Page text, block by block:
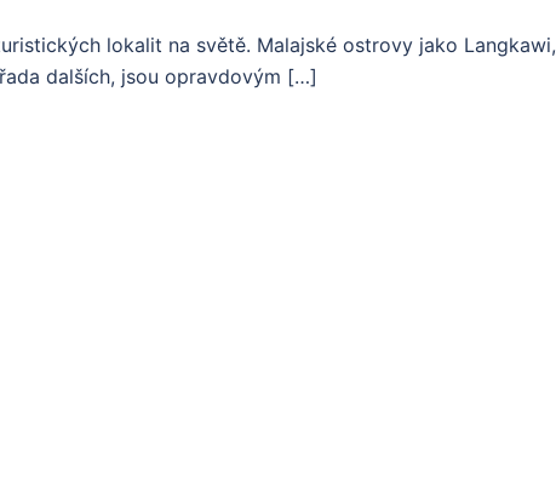
lokalit na světě. Malajské ostrovy jako Langkawi,
dalších, jsou opravdovým […]